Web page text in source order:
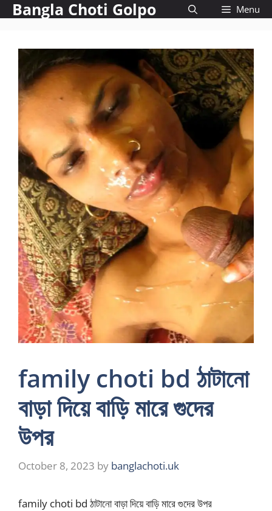
Skip
to
Bangla Choti Golpo Menu
family choti bd ঠাটানো
বাড়া দিয়ে বাড়ি মারে গুদের
উপর
October 8, 2023 by banglachoti.uk
family choti bd ঠাটানো বাড়া দিয়ে বাড়ি মারে গুদের উপর